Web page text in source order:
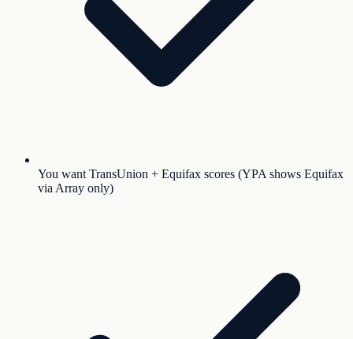
You want TransUnion + Equifax scores (YPA shows Equifax
via Array only)